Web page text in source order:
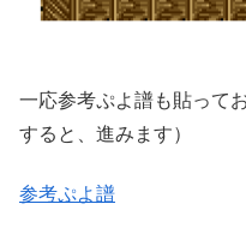
一応参考ぷよ譜も貼って
すると、進みます）
参考ぷよ譜